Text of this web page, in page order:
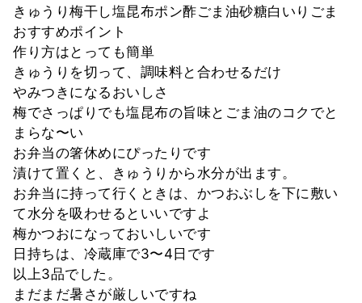
きゅうり梅干し塩昆布ポン酢ごま油砂糖白いりごま
おすすめポイント
作り方はとっても簡単
きゅうりを切って、調味料と合わせるだけ
やみつきになるおいしさ
梅でさっぱりでも塩昆布の旨味とごま油のコクでと
まらな〜い
お弁当の箸休めにぴったりです
漬けて置くと、きゅうりから水分が出ます。
お弁当に持って行くときは、かつおぶしを下に敷い
て水分を吸わせるといいですよ
梅かつおになっておいしいです
日持ちは、冷蔵庫で3〜4日です
以上3品でした。
まだまだ暑さが厳しいですね